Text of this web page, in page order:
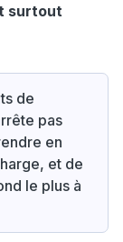
surtout
de
pas
en
et de
le plus à